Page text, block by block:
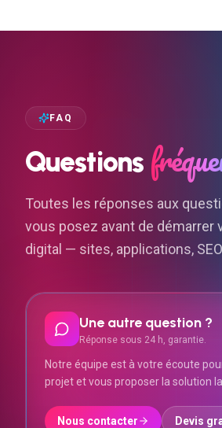
FAQ
Questions
Toutes les réponses aux
vous posez avant de démarrer
digital — sites, applications,
Une autre question ?
Réponse sous 24 h, garantie.
Notre équipe est à votre écoute
projet et vous proposer la solution
Nous contacter Devis